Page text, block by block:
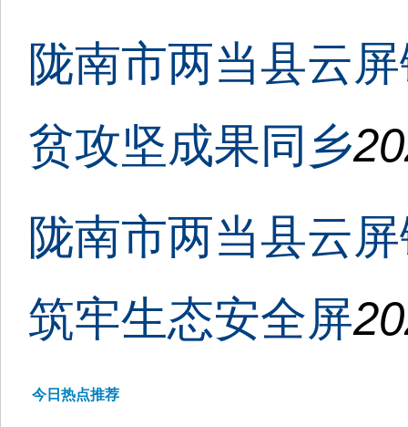
陇南市两当县云
贫攻坚成果同乡
陇南市两当县云
筑牢生态安全屏
今日热点推荐